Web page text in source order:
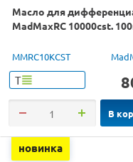
Масло для
MadMaxRC 10000cst.
MMRC10KCST
Т
В
новинка